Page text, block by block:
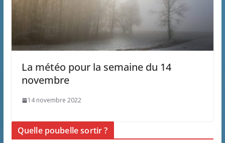
La météo pour la semaine du 14
novembre
14 novembre 2022
Quelle poubelle sortir ?